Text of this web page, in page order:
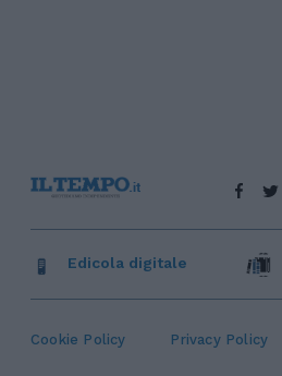
Cookie Policy Privacy Policy
Edicola digitale